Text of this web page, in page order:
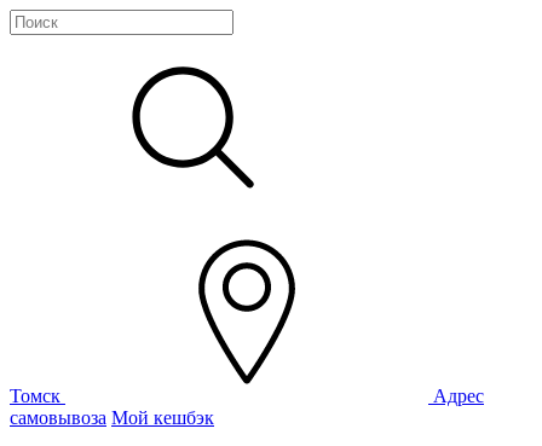
Томск
Адрес
самовывоза Мой кешбэк